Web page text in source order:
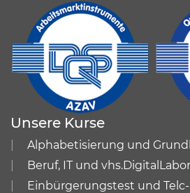
Unsere Kurse
Alphabetisierung und
Beruf, IT und vhs.DigitalLabor
Einbürgerungstest und Telc-